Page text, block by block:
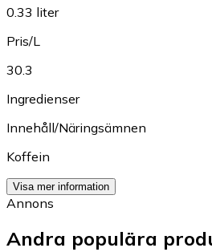
0.33 liter
Pris/L
30.3
Ingredienser
Innehåll/Näringsämnen
Koffein
Visa mer information
Annons
Andra populära